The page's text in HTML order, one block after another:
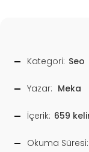
Kategori: Seo
Yazar: Meka
İçerik: 659
Okuma Süresi: